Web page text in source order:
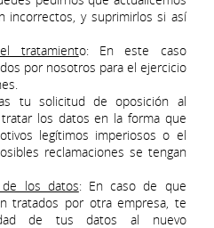
incorrectos, y suprimirlos si así
tratamiento: En este caso
por nosotros para el ejercicio
tu solicitud de oposición al
los datos en la forma que
legítimos imperiosos o el
reclamaciones se tengan
los datos: En caso de que
tratados por otra empresa, te
de tus datos al nuevo